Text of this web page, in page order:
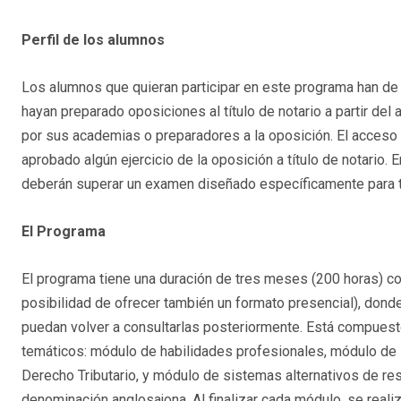
Perfil de los alumnos
Los alumnos que quieran participar en este programa han
hayan preparado oposiciones al título de notario a partir
por sus academias o preparadores a la oposición. El
aprobado algún ejercicio de la oposición a título de notario.
deberán superar un examen diseñado específicamente para
El Programa
El programa tiene una duración de tres meses (200 horas)
posibilidad de ofrecer también un formato presencial),
puedan volver a consultarlas posteriormente. Está
temáticos: módulo de habilidades profesionales, módulo
Derecho Tributario, y módulo de sistemas alternativos de